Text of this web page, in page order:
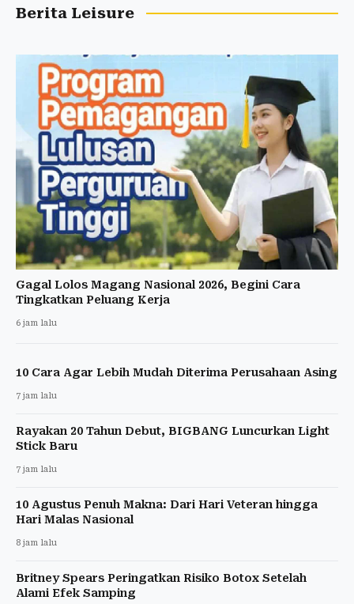
Berita Leisure
Gagal Lolos Magang Nasional 2026, Begini Cara
Tingkatkan Peluang Kerja
6 jam lalu
10 Cara Agar Lebih Mudah Diterima Perusahaan Asing
7 jam lalu
Rayakan 20 Tahun Debut, BIGBANG Luncurkan Light
Stick Baru
7 jam lalu
10 Agustus Penuh Makna: Dari Hari Veteran hingga
Hari Malas Nasional
8 jam lalu
Britney Spears Peringatkan Risiko Botox Setelah
Alami Efek Samping